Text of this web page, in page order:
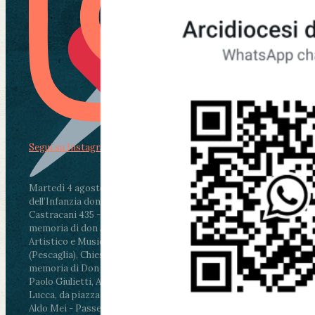
Martedì 4 agosto2026
ore 11:30 - Lucca, Scuola
dell’Infanzia don Aldo Mei - Viale Castruccio
Castracani 435 - Inaugurazione murales in
memoria di don Aldo Mei curato dal Liceo
Artistico e Musicale “Passaglia”
ore 18 - Fiano
(Pescaglia), Chiesa parrocchiale - Messa in
memoria di Don Aldo Mei celebrata da mons.
Paolo Giulietti, Arcivescovo di Lucca
ore 20.30 -
Lucca, da piazza San Michele al Cippo di don
Aldo Mei - Passeggiata della Memoria in alcuni
Segui su Instagram